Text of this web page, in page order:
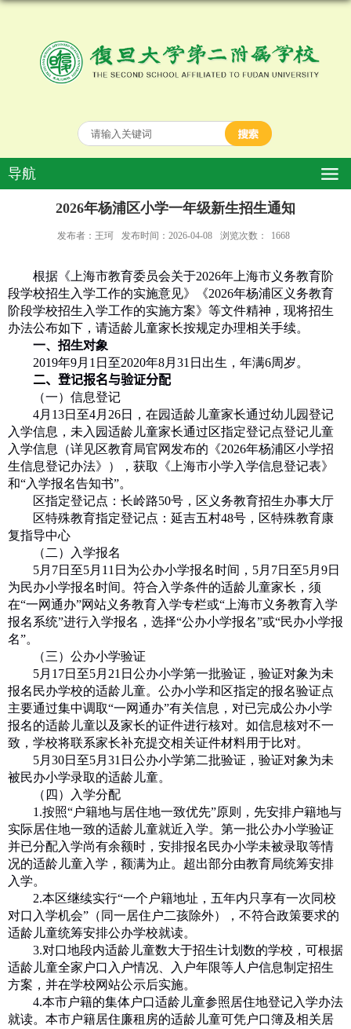
导航
2026年杨浦区小学一年级新生招生通知
发布者：王珂 发布时间：2026-04-08 浏览次数： 1668
根据《上海市教育委员会关于2026年上海市义务教育阶
段学校招生入学工作的实施意见》《2026年杨浦区义务教育
阶段学校招生入学工作的实施方案》等文件精神，现将招生
办法公布如下，请适龄儿童家长按规定办理相关手续。
一、招生对象
2019年9月 1 日至2020年8月 31 日出生，年满6周岁。
二、 登记报名与验证分配
（一）信息登记
4月 13日至4月 26日，在园适龄儿童家长通过幼儿园登记
入学信息，未入园适龄儿童家长通过区指定登记点登记儿童
入学信息（详见区教育局官网发布的《2026年杨浦区小学招
生信息登记办法》），获取《上海市小学入学信息登记表》
和“入学报名告知书”。
区指定登记点：长岭路50号，区义务教育招生办事大厅
区特殊教育指定登记点：延吉五村48号，区特殊教育康
复指导中心
（二）入学报名
5月 7日至5月 11 日为公办小学报名时间， 5月 7日至5月 9日
为民办小学报名时间。符合入学条件的适龄儿童家长，须
在“一网通办”网站义务教育入学专栏或“上海市义务教育入学
报名系统”进行入学报名，选择“公办小学报名”或“民办小学报
名”。
（三）公办小学验证
5月 17日至5月 21 日公办小学第一批验证，验证对象为未
报名民办学校的适龄儿童。公办小学和区指定的报名验证点
主要通过集中调取“一网通办”有关信息，对已完成公办小学
报名的适龄儿童以及家长的证件进行核对。如信息核对不一
致，学校将联系家长补充提交相关证件材料用于比对。
5月 30日至5月 31 日公办小学第二批验证，验证对象为未
被民办小学录取的适龄儿童。
（四）入学分配
1.按照“户籍地与居住地一致优先”原则，先安排户籍地与
实际居住地一致的适龄儿童就近入学。第一批公办小学验证
并已分配入学尚有余额时，安排报名民办小学未被录取等情
况的适龄儿童入学，额满为止。超出部分由教育局统筹安排
入学。
2.本区继续实行“一个户籍地址，五年内只享有一次同校
对口入学机会”（同一居住户二孩除外），不符合政策要求的
适龄儿童统筹安排公办学校就读。
3.对口地段内适龄儿童数大于招生计划数的学校，可根据
适龄儿童全家户口入户情况、入户年限等人户信息制定招生
方案，并在学校网站公示后实施。
4.本市户籍的集体户口适龄儿童参照居住地登记入学办法
就读。本市户籍居住廉租房的适龄儿童可凭户口簿及相关居